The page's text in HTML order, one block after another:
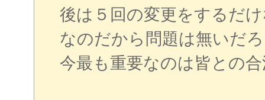
後は５回の変更をするだ
なのだから問題は無いだ
今最も重要なのは皆との